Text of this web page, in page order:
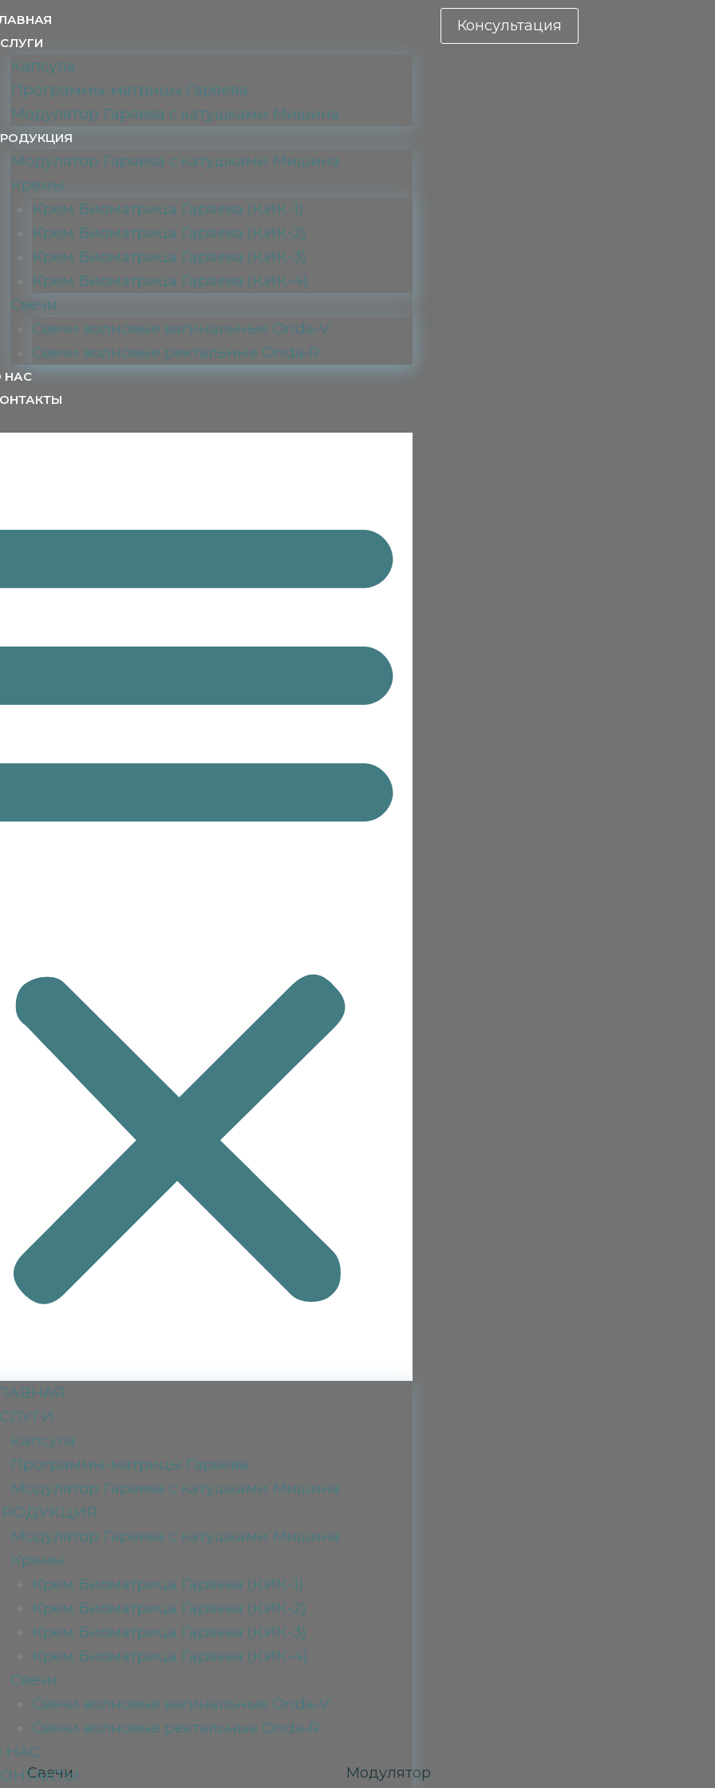
Капсула
Программы-матрицы Гаряева
Модулятор Гаряева с катушками Мишина
Модулятор Гаряева с катушками Мишина
Кремы
Крем Биоматрица Гаряева (КИК-1)
Крем Биоматрица Гаряева (КИК-2)
Крем Биоматрица Гаряева (КИК-3)
Крем Биоматрица Гаряева (КИК-4)
Свечи
Свечи волновые вагинальные Onda‑V
Свечи волновые ректальные Onda‑R
НАС
Капсула
Программы-матрицы Гаряева
Модулятор Гаряева с катушками Мишина
Модулятор Гаряева с катушками Мишина
Кремы
Крем Биоматрица Гаряева (КИК-1)
Крем Биоматрица Гаряева (КИК-2)
Крем Биоматрица Гаряева (КИК-3)
Крем Биоматрица Гаряева (КИК-4)
Свечи
Свечи волновые вагинальные Onda‑V
Свечи волновые ректальные Onda‑R
НАС
Консультация
Свечи
Модулятор